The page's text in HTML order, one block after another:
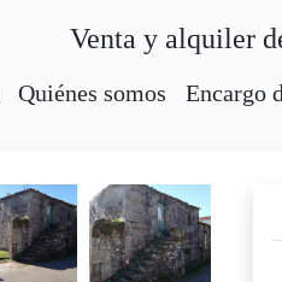
Venta y alquiler
Quiénes somos Encargo